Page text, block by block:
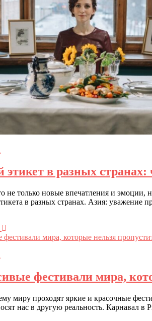
в разных странах:
не только новые впечатления и эмоции,
в разных странах. Азия:
фестивали мира,
миру проходят яркие и красочные
нас в другую реальность. Карнавал